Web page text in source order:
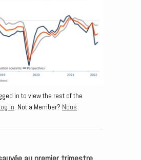
in to view the rest of the
In. Not a Member? Nous